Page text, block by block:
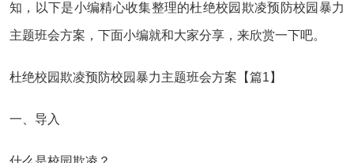
知，以下是小编精心收集整理的杜绝校园欺凌预防校园暴力
主题班会方案，下面小编就和大家分享，来欣赏一下吧。
杜绝校园欺凌预防校园暴力主题班会方案【篇1】
一、导入